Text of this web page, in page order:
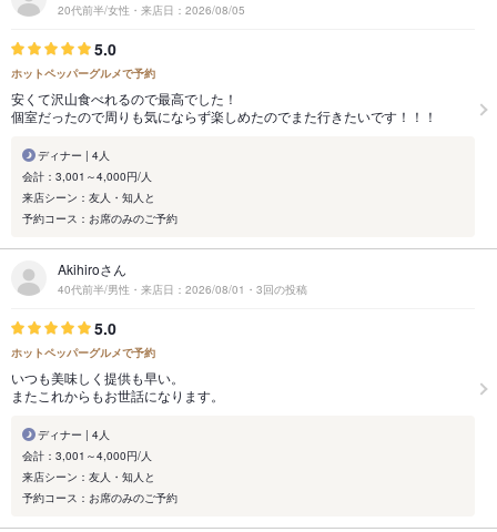
20代前半/女性・来店日：2026/08/05
5.0
ホットペッパーグルメで予約
安くて沢山食べれるので最高でした！
個室だったので周りも気にならず楽しめたのでまた行きたいです！！！
ディナー | 4人
会計：3,001～4,000円/人
来店シーン：友人・知人と
予約コース：お席のみのご予約
Akihiroさん
40代前半/男性・来店日：2026/08/01・3回の投稿
5.0
ホットペッパーグルメで予約
いつも美味しく提供も早い。
またこれからもお世話になります。
ディナー | 4人
会計：3,001～4,000円/人
来店シーン：友人・知人と
予約コース：お席のみのご予約